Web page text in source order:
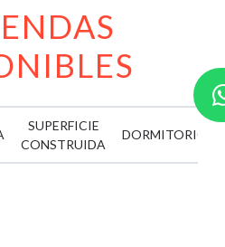
SUPERFICIE
CONSTRUIDA
DORMITORIOS